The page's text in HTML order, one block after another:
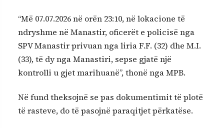
“Më 07.07.2026 në orën 23:10, në lokacione të
ndryshme në Manastir, oficerët e policisë nga
SPV Manastir privuan nga liria F.F. (32) dhe M.I.
(33), të dy nga Manastiri, sepse gjatë një
kontrolli u gjet marihuanë”, thonë nga MPB.
Në fund theksojnë se pas dokumentimit të plotë
të rasteve, do të pasojnë paraqitjet përkatëse.